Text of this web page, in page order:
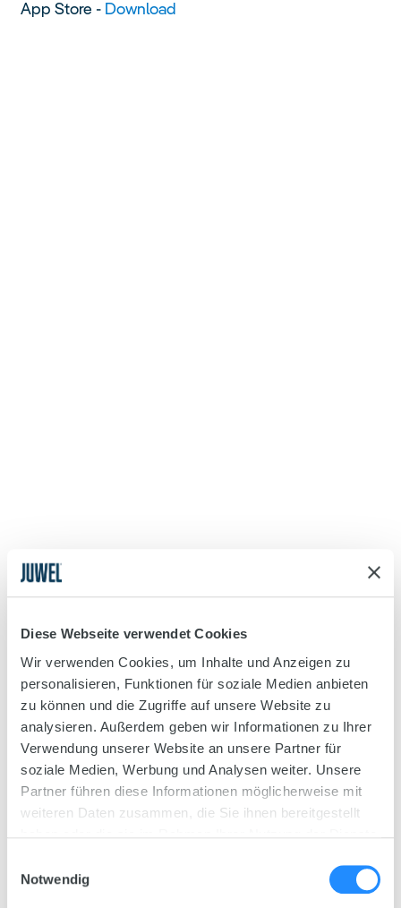
Diese Webseite verwendet Cookies
Wir verwenden Cookies, um Inhalte und Anzeigen zu
personalisieren, Funktionen für soziale Medien anbieten
zu können und die Zugriffe auf unsere Website zu
analysieren. Außerdem geben wir Informationen zu Ihrer
Verwendung unserer Website an unsere Partner für
soziale Medien, Werbung und Analysen weiter. Unsere
Partner führen diese Informationen möglicherweise mit
weiteren Daten zusammen, die Sie ihnen bereitgestellt
Notwendig
App Store - Download